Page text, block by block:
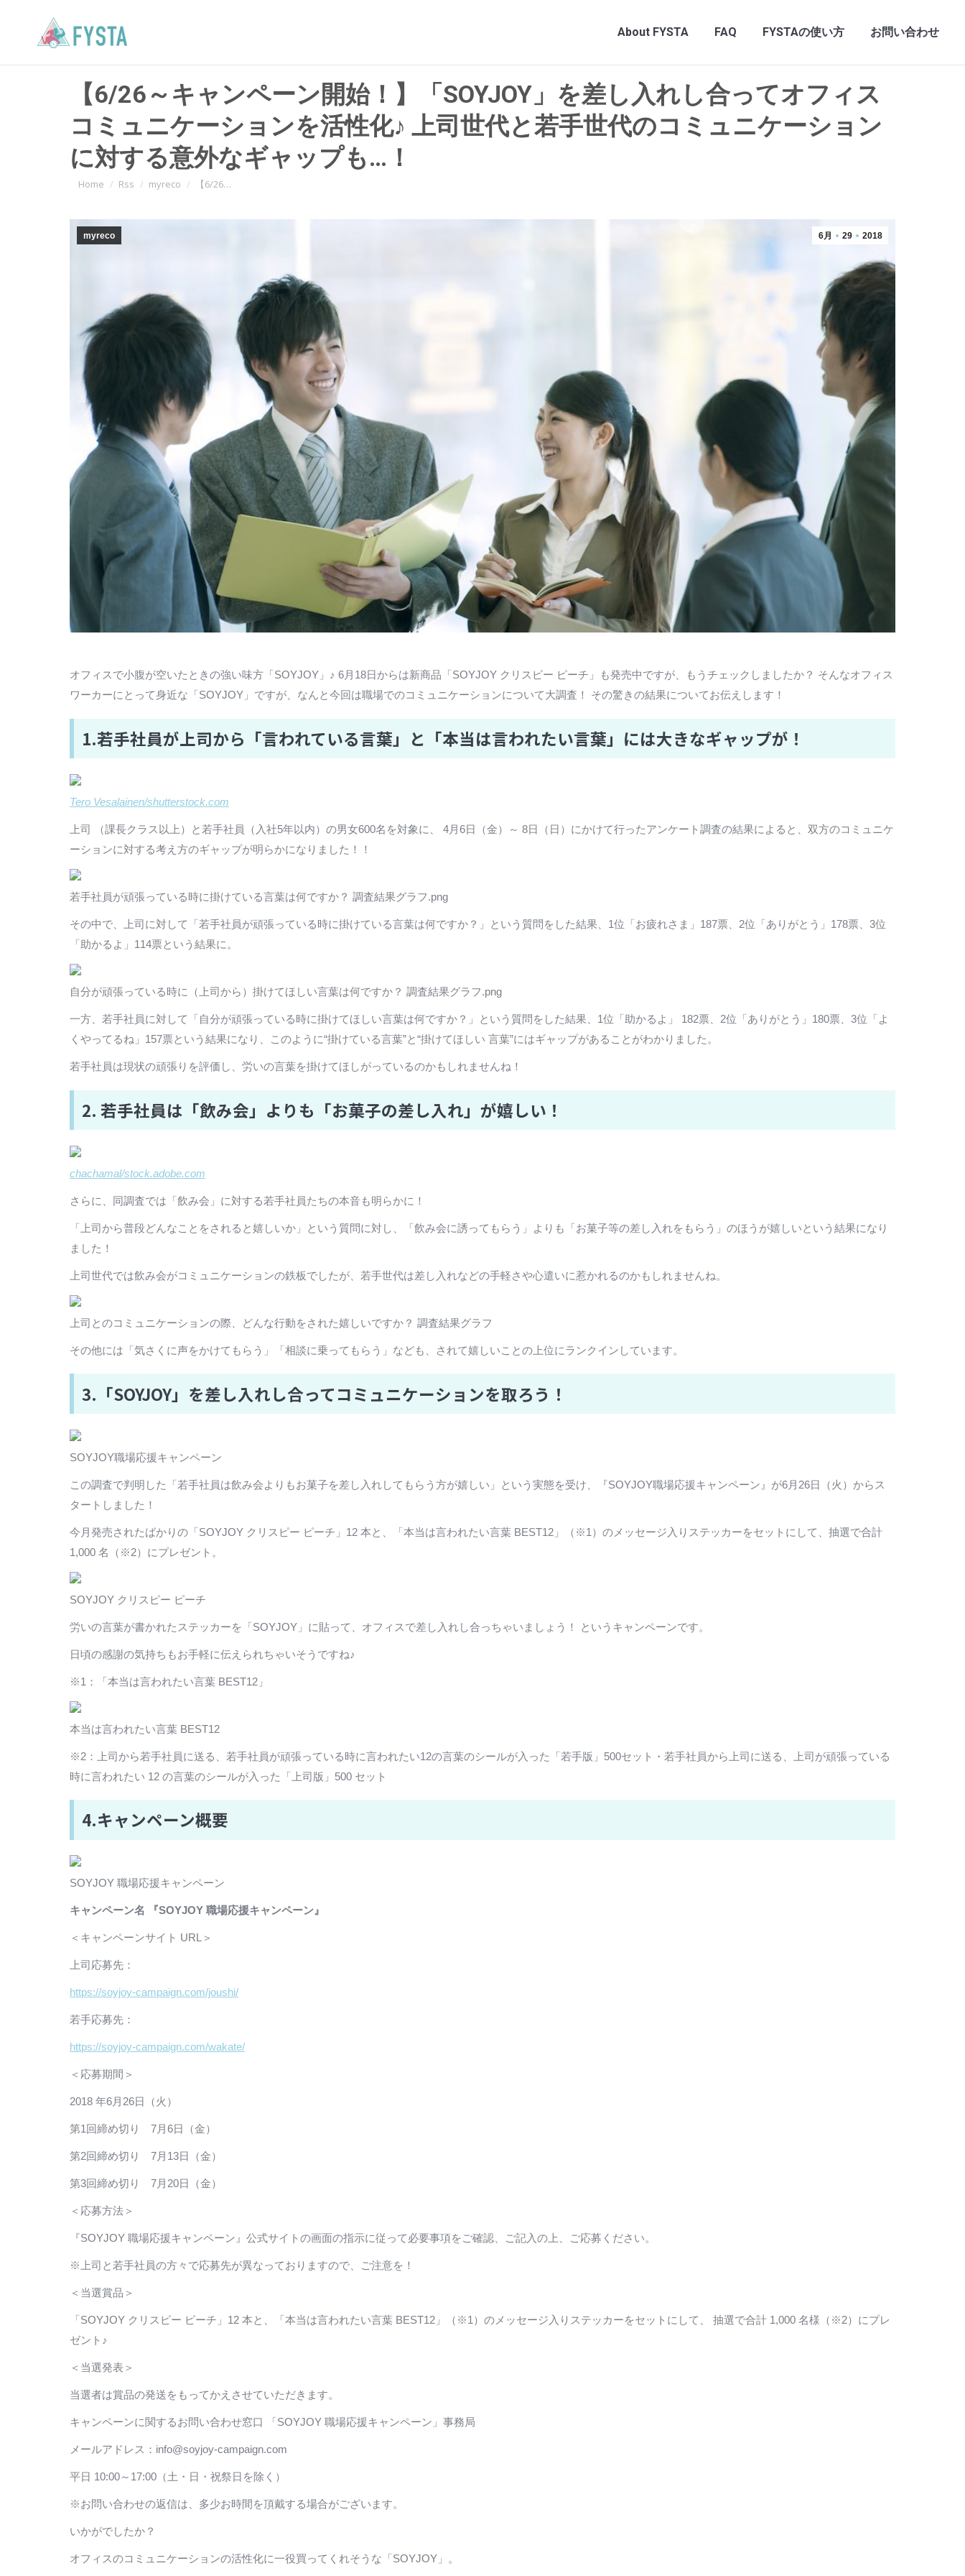
About FYSTA FAQ FYSTAの使い方 お問い合わせ
【6/26～キャンペーン開始！】「SOYJOY」を差し入れし合ってオフィス
コミュニケーションを活性化♪ 上司世代と若手世代のコミュニケーション
に対する意外なギャップも…！
You are here:
Home Rss myreco 【6/26…
6月 29 2018
myreco
オフィスで小腹が空いたときの強い味方「SOYJOY」♪ 6月18日からは新商品「SOYJOY クリスピー ピーチ」も発売中ですが、もうチェックしましたか？ そんなオフィス
ワーカーにとって身近な「SOYJOY」ですが、なんと今回は職場でのコミュニケーションについて大調査！ その驚きの結果についてお伝えします！
1.若手社員が上司から「言われている言葉」と「本当は言われたい言葉」には大きなギャップが！
Tero Vesalainen/shutterstock.com
上司 （課長クラス以上）と若手社員（入社5年以内）の男女600名を対象に、 4月6日（金）～ 8日（日）にかけて行ったアンケート調査の結果によると、双方のコミュニケ
ーションに対する考え方のギャップが明らかになりました！！
若手社員が頑張っている時に掛けている言葉は何ですか？ 調査結果グラフ.png
その中で、上司に対して「若手社員が頑張っている時に掛けている言葉は何ですか？」という質問をした結果、1位「お疲れさま」187票、2位「ありがとう」178票、3位
「助かるよ」114票という結果に。
自分が頑張っている時に（上司から）掛けてほしい言葉は何ですか？ 調査結果グラフ.png
一方、若手社員に対して「自分が頑張っている時に掛けてほしい言葉は何ですか？」という質問をした結果、1位「助かるよ」 182票、2位「ありがとう」180票、3位「よ
くやってるね」157票という結果になり、このように“掛けている言葉”と“掛けてほしい 言葉”にはギャップがあることがわかりました。
若手社員は現状の頑張りを評価し、労いの言葉を掛けてほしがっているのかもしれませんね！
2. 若手社員は「飲み会」よりも「お菓子の差し入れ」が嬉しい！
chachamal/stock.adobe.com
さらに、同調査では「飲み会」に対する若手社員たちの本音も明らかに！
「上司から普段どんなことをされると嬉しいか」という質問に対し、「飲み会に誘ってもらう」よりも「お菓子等の差し入れをもらう」のほうが嬉しいという結果になり
ました！
上司世代では飲み会がコミュニケーションの鉄板でしたが、若手世代は差し入れなどの手軽さや心遣いに惹かれるのかもしれませんね。
上司とのコミュニケーションの際、どんな行動をされた嬉しいですか？ 調査結果グラフ
その他には「気さくに声をかけてもらう」「相談に乗ってもらう」なども、されて嬉しいことの上位にランクインしています。
3.「SOYJOY」を差し入れし合ってコミュニケーションを取ろう！
SOYJOY職場応援キャンペーン
この調査で判明した「若手社員は飲み会よりもお菓子を差し入れしてもらう方が嬉しい」という実態を受け、『SOYJOY職場応援キャンペーン』が6月26日（火）からス
タートしました！
今月発売されたばかりの「SOYJOY クリスピー ピーチ」12 本と、「本当は言われたい言葉 BEST12」（※1）のメッセージ入りステッカーをセットにして、抽選で合計
1,000 名（※2）にプレゼント。
SOYJOY クリスピー ピーチ
労いの言葉が書かれたステッカーを「SOYJOY」に貼って、オフィスで差し入れし合っちゃいましょう！ というキャンペーンです。
日頃の感謝の気持ちもお手軽に伝えられちゃいそうですね♪
※1：「本当は言われたい言葉 BEST12」
本当は言われたい言葉 BEST12
※2：上司から若手社員に送る、若手社員が頑張っている時に言われたい12の言葉のシールが入った「若手版」500セット・若手社員から上司に送る、上司が頑張っている
時に言われたい 12 の言葉のシールが入った「上司版」500 セット
4.キャンペーン概要
SOYJOY 職場応援キャンペーン
キャンペーン名 『SOYJOY 職場応援キャンペーン』
＜キャンペーンサイト URL＞
上司応募先：
https://soyjoy-campaign.com/joushi/
若手応募先：
https://soyjoy-campaign.com/wakate/
＜応募期間＞
2018 年6月26日（火）
第1回締め切り 7月6日（金）
第2回締め切り 7月13日（金）
第3回締め切り 7月20日（金）
＜応募方法＞
『SOYJOY 職場応援キャンペーン』公式サイトの画面の指示に従って必要事項をご確認、ご記入の上、ご応募ください。
※上司と若手社員の方々で応募先が異なっておりますので、ご注意を！
＜当選賞品＞
「SOYJOY クリスピー ピーチ」12 本と、「本当は言われたい言葉 BEST12」（※1）のメッセージ入りステッカーをセットにして、 抽選で合計 1,000 名様（※2）にプレ
ゼント♪
＜当選発表＞
当選者は賞品の発送をもってかえさせていただきます。
キャンペーンに関するお問い合わせ窓口 「SOYJOY 職場応援キャンペーン」事務局
メールアドレス：info@soyjoy-campaign.com
平日 10:00～17:00（土・日・祝祭日を除く）
※お問い合わせの返信は、多少お時間を頂戴する場合がございます。
いかがでしたか？
オフィスのコミュニケーションの活性化に一役買ってくれそうな「SOYJOY」。